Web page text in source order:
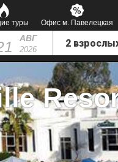
туры Офис м. Павелецкая
АВГ
2026